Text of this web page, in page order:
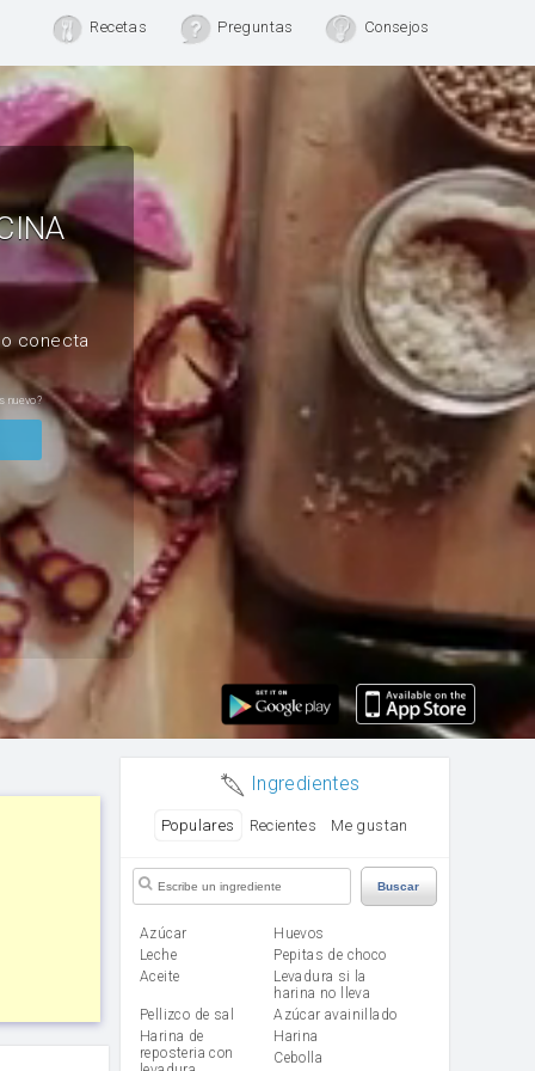
Recetas Preguntas Consejos
conecta
nuevo?
Ingredientes
Populares Recientes Me gustan
Buscar
Azúcar
huevos
leche
Pepitas de choco
aceite
Levadura si la
harina no lleva
Pellizco de sal
Azúcar avainillado
Harina de
reposteria con
harina
cebolla